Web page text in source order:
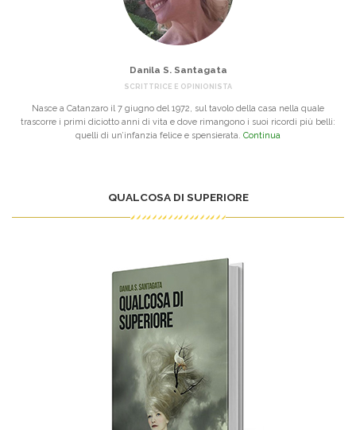
Danila S. Santagata
SCRITTRICE E OPINIONISTA
Nasce a Catanzaro il 7 giugno del 1972, sul tavolo della casa nella quale
trascorre i primi diciotto anni di vita e dove rimangono i suoi ricordi più belli:
quelli di un’infanzia felice e spensierata. Continua
QUALCOSA DI SUPERIORE